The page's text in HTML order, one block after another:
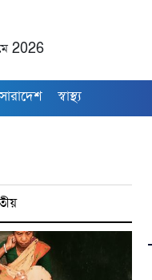
2026
সারাদেশ স্বাস্থ্য